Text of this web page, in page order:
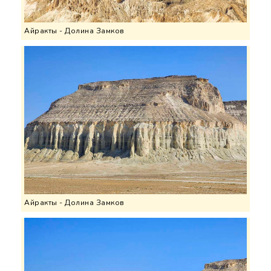
Айракты - Долина Замков
Айракты - Долина Замков